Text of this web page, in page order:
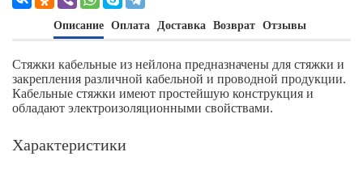
Описание Оплата Доставка Возврат Отзывы
Стяжки кабельные из нейлона предназначены для стяжки и
закрепления различной кабельной и проводной продукции.
Кабельные стяжки имеют простейшую конструкция и
обладают электроизоляционными свойствами.
Характеристики